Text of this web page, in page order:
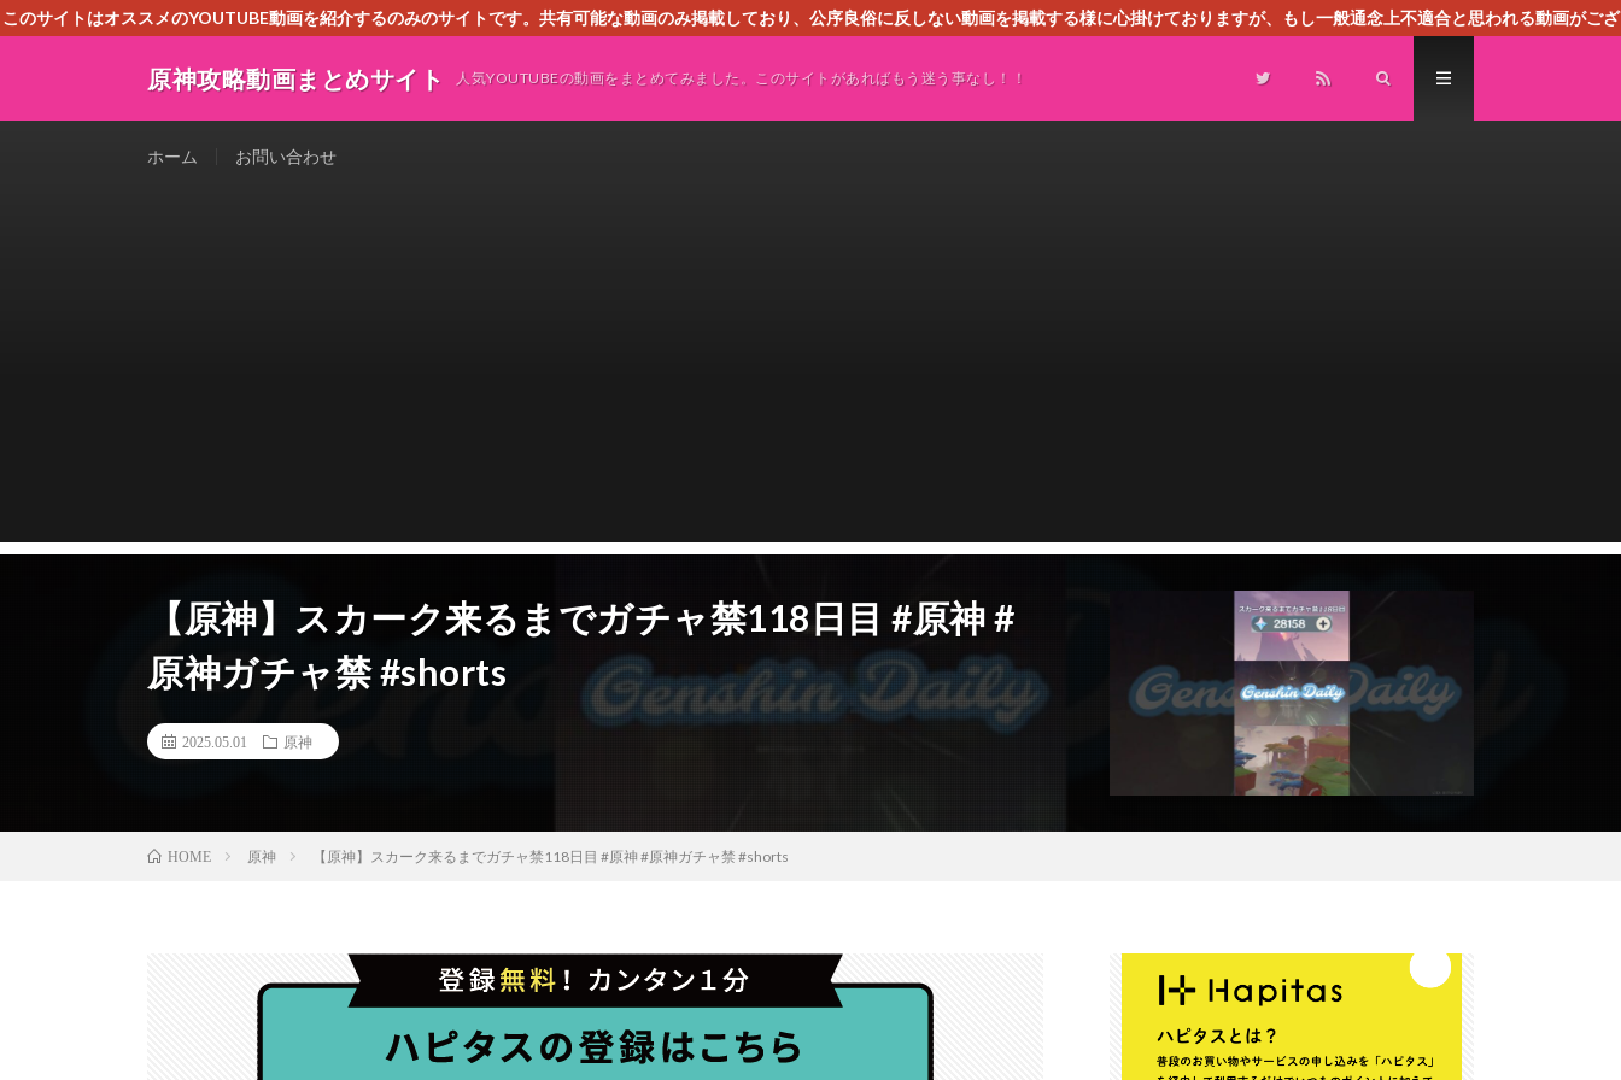
このサイトはオススメのYOUTUBE動画を紹介するのみのサイトです。共有可能な動画のみ掲載しており、公序良俗に反しない動画を掲載する様に心掛けておりますが、もし一般通念上不適合と思われる動画がござ
原神攻略動画まとめサイト 人気YOUTUBEの動画をまとめてみました。このサイトがあればもう迷う事なし！！
ホーム お問い合わせ
【原神】スカーク来るまでガチャ禁118日目 #原神 #
原神ガチャ禁 #shorts
2025.05.01 原神
HOME 原神 【原神】スカーク来るまでガチャ禁118日目 #原神 #原神ガチャ禁 #shorts